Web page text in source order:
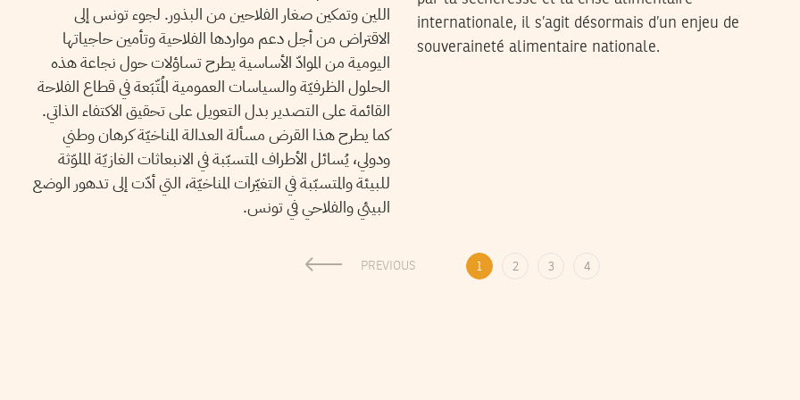
internationale, il s’agit désormais d’un enjeu de
souveraineté alimentaire nationale.
اللين وتمكين صغار الفلاحين من البذور. لجوء تونس إلى
الاقتراض من أجل دعم مواردها الفلاحية وتأمين حاجياتها
اليومية من الموادّ الأساسية يطرح تساؤلات حول نجاعة هذه
الحلول الظرفيّة والسياسات العمومية المُتّبَعة في قطاع الفلاحة
القائمة على التصدير بدل التعويل على تحقيق الاكتفاء الذاتي.
كما يطرح هذا القرض مسألة العدالة المناخيّة كرهان وطني
ودولي، يُسائل الأطراف المتسبّبة في الانبعاثات الغازيّة الملوّثة
للبيئة والمتسبّبة في التغيّرات المناخيّة، التي أدّت إلى تدهور الوضع
البيئي والفلاحي في تونس.
PREVIOUS 1 2 3 4